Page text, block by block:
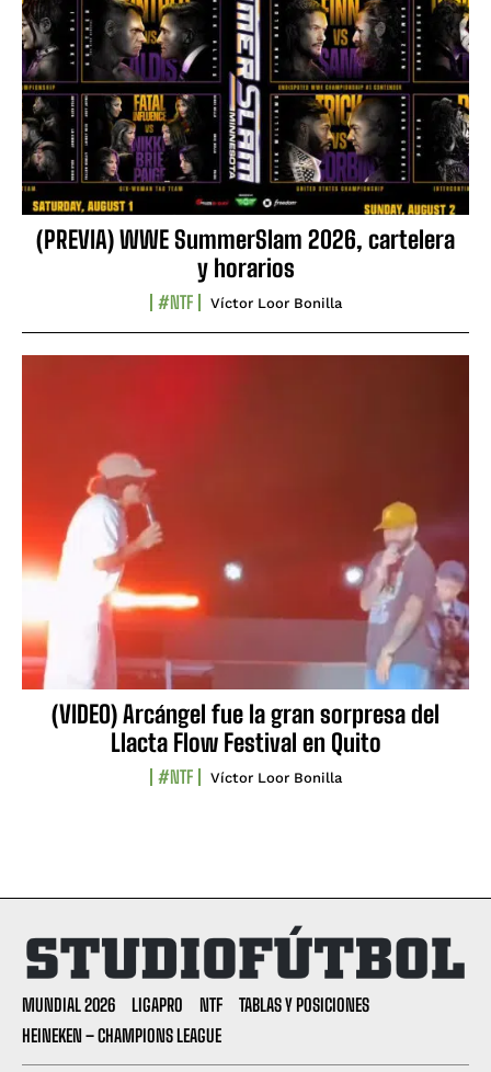
(PREVIA) WWE SummerSlam 2026, cartelera
y horarios
#NTF Víctor Loor Bonilla
(VIDEO) Arcángel fue la gran sorpresa del
Llacta Flow Festival en Quito
#NTF Víctor Loor Bonilla
MUNDIAL 2026 LIGAPRO NTF
TABLAS Y POSICIONES
HEINEKEN – CHAMPIONS LEAGUE